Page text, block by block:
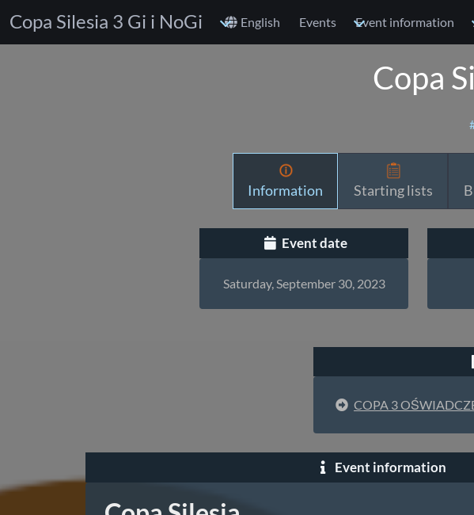
Copa Silesia 3 Gi i NoGi English Events Event information
Copa
Information Starting lists
Event date
Saturday, September 30, 2023
COPA 3
Event information